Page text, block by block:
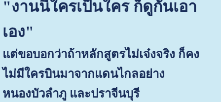
"งานนี้ใครเป็นใคร ก็ดูกันเอา
เอง"
แต่ขอบอกว่าถ้าหลักสูตรไม่เจ๋งจริง ก็คง
ไม่มีใครบินมาจากแดนไกลอย่าง
หนองบัวลำภู และปราจีนบุรี